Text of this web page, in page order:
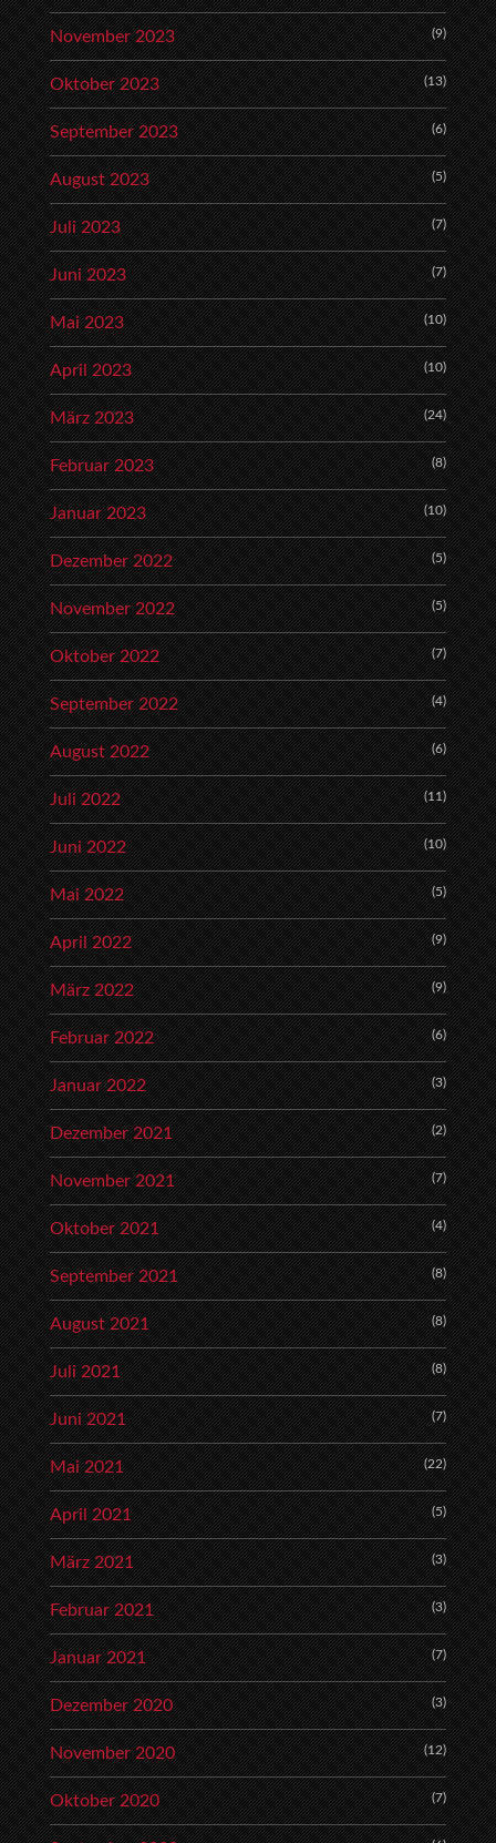
November 2023 (9)
Oktober 2023 (13)
September 2023 (6)
August 2023 (5)
Juli 2023 (7)
Juni 2023 (7)
Mai 2023 (10)
April 2023 (10)
März 2023 (24)
Februar 2023 (8)
Januar 2023 (10)
Dezember 2022 (5)
November 2022 (5)
Oktober 2022 (7)
September 2022 (4)
August 2022 (6)
Juli 2022 (11)
Juni 2022 (10)
Mai 2022 (5)
April 2022 (9)
März 2022 (9)
Februar 2022 (6)
Januar 2022 (3)
Dezember 2021 (2)
November 2021 (7)
Oktober 2021 (4)
September 2021 (8)
August 2021 (8)
Juli 2021 (8)
Juni 2021 (7)
Mai 2021 (22)
April 2021 (5)
März 2021 (3)
Februar 2021 (3)
Januar 2021 (7)
Dezember 2020 (3)
November 2020 (12)
Oktober 2020 (7)